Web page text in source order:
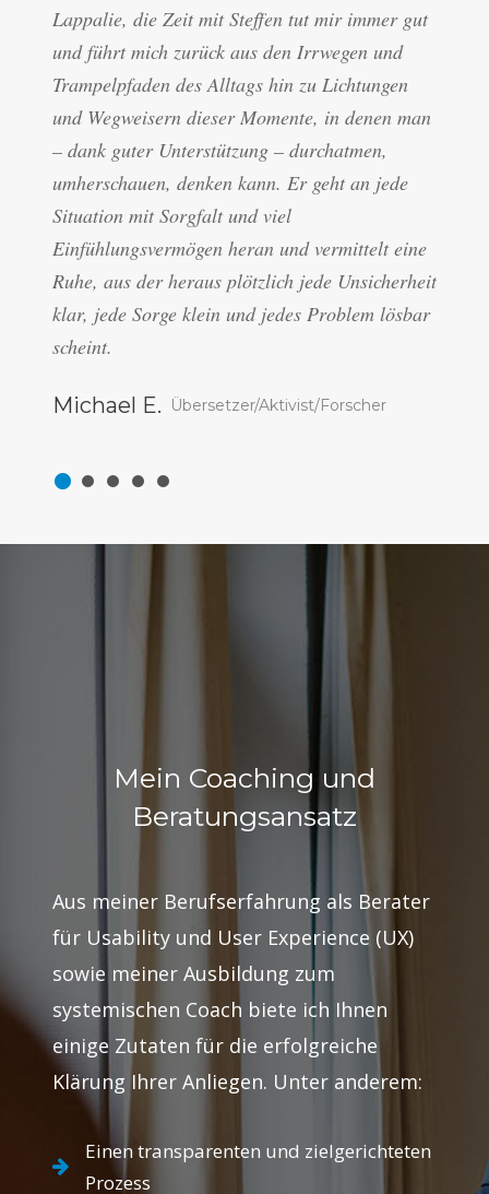
Lappalie, die Zeit mit Steffen tut mir immer gut
und führt mich zurück aus den Irrwegen und
Trampelpfaden des Alltags hin zu Lichtungen
und Wegweisern dieser Momente, in denen man
– dank guter Unterstützung – durchatmen,
umherschauen, denken kann. Er geht an jede
Situation mit Sorgfalt und viel
Einfühlungsvermögen heran und vermittelt eine
Ruhe, aus der heraus plötzlich jede Unsicherheit
klar, jede Sorge klein und jedes Problem lösbar
scheint.
Michael E. Übersetzer/​Aktivist/​Forscher
Mein Coaching und
Beratungsansatz
Aus meiner Berufserfahrung als Berater
für Usability und User Experience (UX)
sowie meiner Ausbildung zum
systemischen Coach biete ich Ihnen
einige Zutaten für die erfolgreiche
Klärung Ihrer Anliegen. Unter anderem:
Einen transparenten und zielgerichteten
Prozess